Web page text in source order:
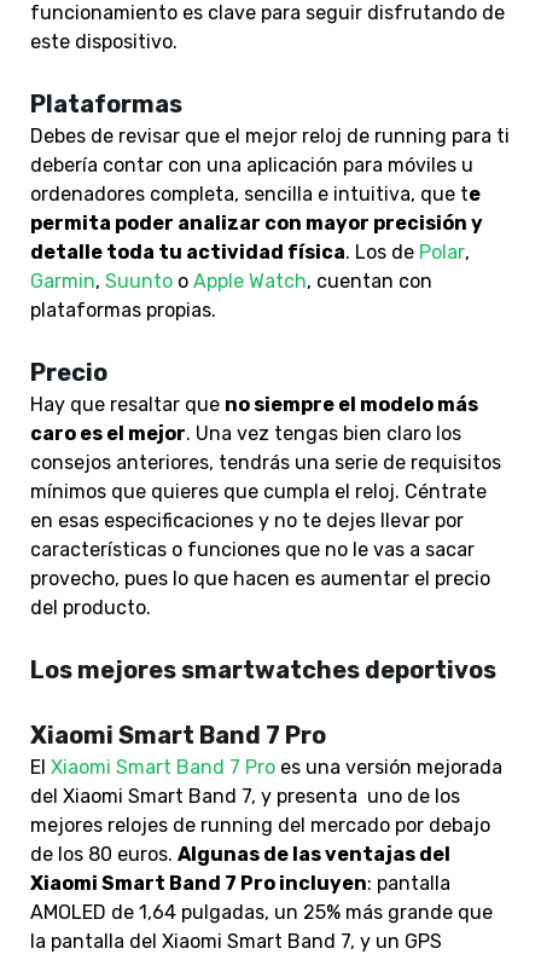
funcionamiento es clave para seguir disfrutando de
este dispositivo.
Plataformas
Debes de revisar que el mejor reloj de running para ti
debería contar con una aplicación para móviles u
ordenadores completa, sencilla e intuitiva, que te
permita poder analizar con mayor precisión y
detalle toda tu actividad física. Los de Polar,
Garmin, Suunto o Apple Watch, cuentan con
plataformas propias.
Precio
Hay que resaltar que no siempre el modelo más
caro es el mejor. Una vez tengas bien claro los
consejos anteriores, tendrás una serie de requisitos
mínimos que quieres que cumpla el reloj. Céntrate
en esas especificaciones y no te dejes llevar por
características o funciones que no le vas a sacar
provecho, pues lo que hacen es aumentar el precio
del producto.
Los mejores smartwatches deportivos
Xiaomi Smart Band 7 Pro
El Xiaomi Smart Band 7 Pro es una versión mejorada
del Xiaomi Smart Band 7, y presenta uno de los
mejores relojes de running del mercado por debajo
de los 80 euros. Algunas de las ventajas del
Xiaomi Smart Band 7 Pro incluyen: pantalla
AMOLED de 1,64 pulgadas, un 25% más grande que
la pantalla del Xiaomi Smart Band 7, y un GPS